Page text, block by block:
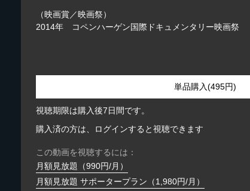
（映画賞／映画祭）
2014年 コペンハーゲン国際ドキュメンタリー映画祭
単品購入(495円)
視聴期限は購入後7日間です。
購入済の方は、ログインすると視聴できます
この動画を視聴するには：
月額見放題（990円/月）
月額見放題 サポータープラン（1,980円/月）